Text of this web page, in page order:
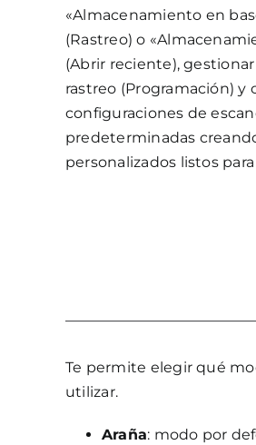
«Almacenamiento en
(Rastreo) o
(Abrir reciente),
rastreo (Programación) y
configuraciones de
predeterminadas
personalizados listos para
Te permite elegir qué
utilizar.
Araña: modo por